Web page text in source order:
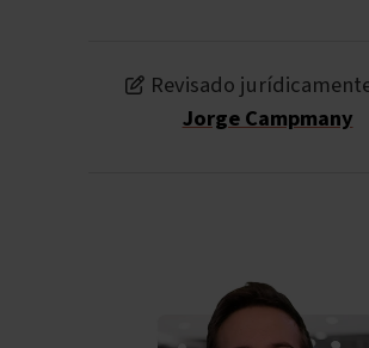
Revisado
Jorge Campmany